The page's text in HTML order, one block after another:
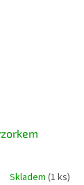
Skladem (1 ks)